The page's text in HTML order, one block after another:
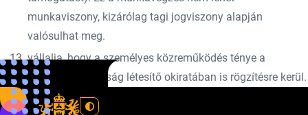
munkaviszony, kizárólag tagi jogviszony alapján
valósulhat meg.
vállalja, hogy a személyes közreműködés ténye a
gazdasági társaság létesítő okiratában is rögzítésre kerül.